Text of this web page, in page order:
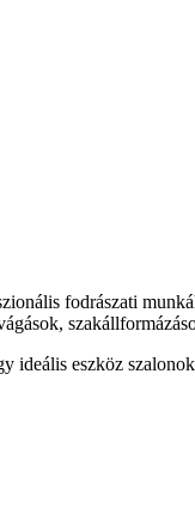
fodrászati
ideális eszköz